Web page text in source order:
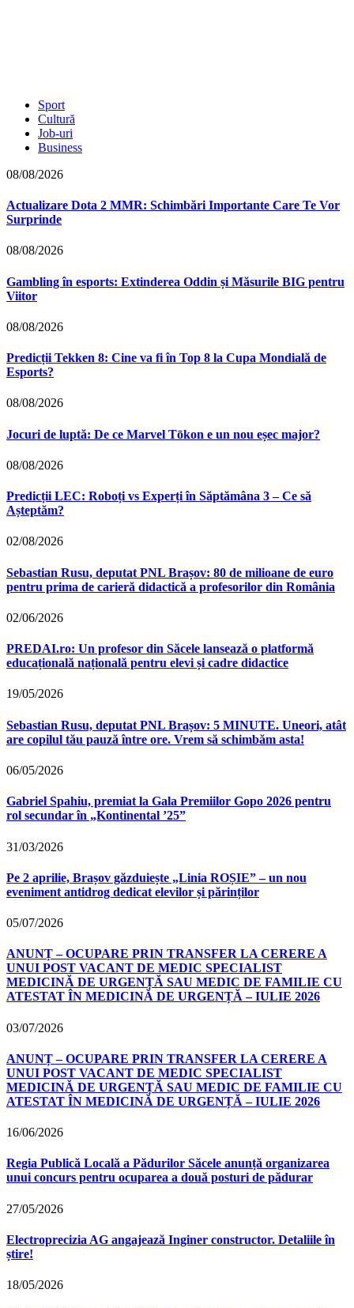
Sport
Cultură
Job-uri
Business
08/08/2026
Actualizare Dota 2 MMR: Schimbări Importante Care Te Vor
Surprinde
08/08/2026
Gambling în esports: Extinderea Oddin și Măsurile BIG pentru
Viitor
08/08/2026
Predicții Tekken 8: Cine va fi în Top 8 la Cupa Mondială de
Esports?
08/08/2026
Jocuri de luptă: De ce Marvel Tōkon e un nou eșec major?
08/08/2026
Predicții LEC: Roboți vs Experți în Săptămâna 3 – Ce să
Așteptăm?
02/08/2026
Sebastian Rusu, deputat PNL Brașov: 80 de milioane de euro
pentru prima de carieră didactică a profesorilor din România
02/06/2026
PREDAI.ro: Un profesor din Săcele lansează o platformă
educațională națională pentru elevi și cadre didactice
19/05/2026
Sebastian Rusu, deputat PNL Brașov: 5 MINUTE. Uneori, atât
are copilul tău pauză între ore. Vrem să schimbăm asta!
06/05/2026
Gabriel Spahiu, premiat la Gala Premiilor Gopo 2026 pentru
rol secundar în „Kontinental ’25”
31/03/2026
Pe 2 aprilie, Brașov găzduiește „Linia ROȘIE” – un nou
eveniment antidrog dedicat elevilor și părinților
05/07/2026
ANUNȚ – OCUPARE PRIN TRANSFER LA CERERE A
UNUI POST VACANT DE MEDIC SPECIALIST
MEDICINĂ DE URGENȚĂ SAU MEDIC DE FAMILIE CU
ATESTAT ÎN MEDICINĂ DE URGENȚĂ – IULIE 2026
03/07/2026
ANUNȚ – OCUPARE PRIN TRANSFER LA CERERE A
UNUI POST VACANT DE MEDIC SPECIALIST
MEDICINĂ DE URGENȚĂ SAU MEDIC DE FAMILIE CU
ATESTAT ÎN MEDICINĂ DE URGENȚĂ – IULIE 2026
16/06/2026
Regia Publică Locală a Pădurilor Săcele anunță organizarea
unui concurs pentru ocuparea a două posturi de pădurar
27/05/2026
Electroprecizia AG angajează Inginer constructor. Detaliile în
știre!
18/05/2026